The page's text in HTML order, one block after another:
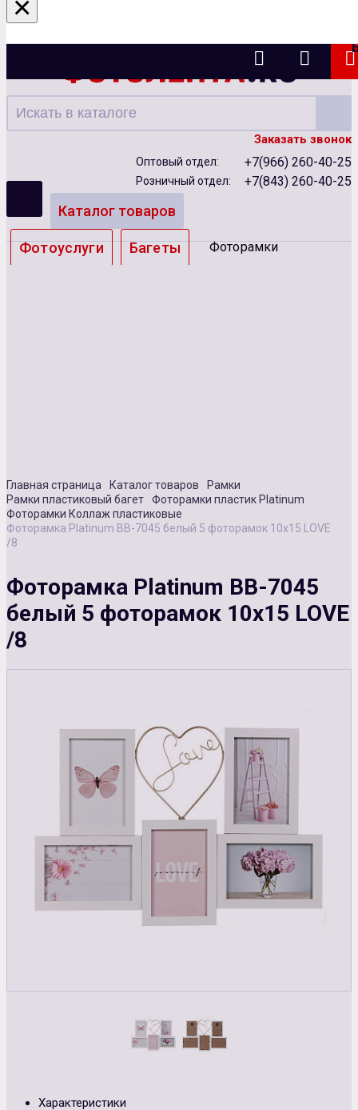
Казань
Заказать звонок
Оптовый отдел: +7(966) 260-40-25
Розничный отдел: +7(843) 260-40-25
Каталог товаров
Фотоуслуги Багеты Фоторамки
Главная страница Каталог товаров
Рамки
Рамки пластиковый багет
Фоторамки пластик Platinum
Фоторамки Коллаж пластиковые
Фоторамка Platinum BB-7045 белый 5 фоторамок 10х15 LOVE
/8
Фоторамка Platinum BB-7045
белый 5 фоторамок 10х15 LOVE
/8
Характеристики
×